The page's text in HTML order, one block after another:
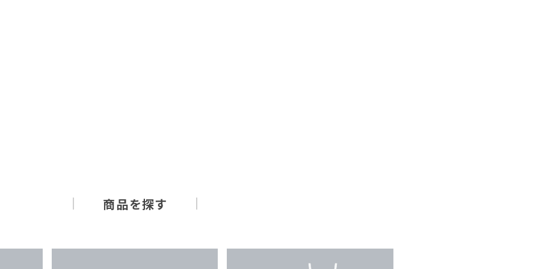
商品を探す